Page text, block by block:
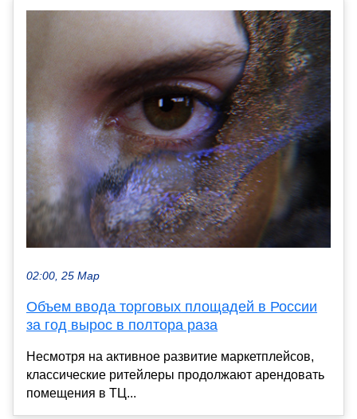
02:00, 25 Мар
Объем ввода торговых площадей в России
за год вырос в полтора раза
Несмотря на активное развитие маркетплейсов,
классические ритейлеры продолжают арендовать
помещения в ТЦ...